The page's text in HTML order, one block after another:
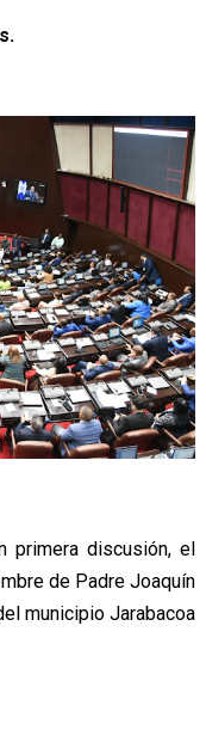
primera discusión, el
de Padre Joaquín
municipio Jarabacoa